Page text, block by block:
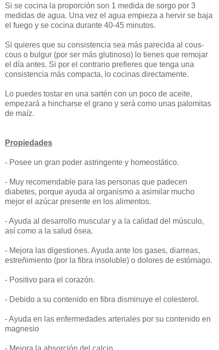
Si se cocina la proporción son 1 medida de sorgo por 3
medidas de agua. Una vez el agua empieza a hervir se baja
el fuego y se cocina durante 40-45 minutos.
Si quieres que su consistencia sea más parecida al cous-
cous o bulgur (por ser más glutinoso) lo tienes que remojar
el día antes. Si por el contrario prefieres que tenga una
consistencia más compacta, lo cocinas directamente.
Lo puedes tostar en una sartén con un poco de aceite,
empezará a hincharse el grano y será como unas palomitas
de maíz.
Propiedades
- Posee un gran poder astringente y homeostático.
- Muy recomendable para las personas que padecen
diabetes, porque ayuda al organismo a asimilar mucho
mejor el azúcar presente en los alimentos.
- Ayuda al desarrollo muscular y a la calidad del músculo,
así como a la salud ósea.
- Mejora las digestiones. Ayuda ante los gases, diarreas,
estreñimiento (por la fibra insoluble) o dolores de estómago.
- Positivo para el corazón.
- Debido a su contenido en fibra disminuye el colesterol.
- Ayuda en las enfermedades arteriales por su contenido en
magnesio
- Mejora la absorción del calcio